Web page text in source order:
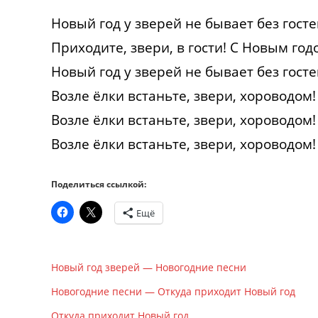
Новый год у зверей не бывает без
Приходите, звери, в гости! С Новым
Новый год у зверей не бывает без
Возле ёлки встаньте, звери, хороводом!
Возле ёлки встаньте, звери, хороводом!
Возле ёлки встаньте, звери, хороводом!
Поделиться ссылкой:
Ещё
Новый год зверей — Новогодние песни
Новогодние песни — Откуда приходит Новый год